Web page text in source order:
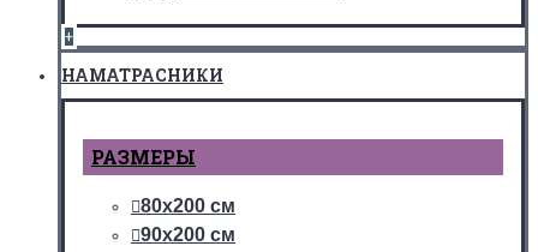
+
НАМАТРАСНИКИ
РАЗМЕРЫ
80х200 см
90х200 см